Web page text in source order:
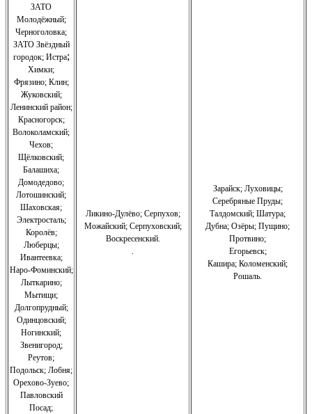
ЗАТО
Молодёжный;
Черноголовка;
ЗАТО Звёздный
городок; Истра;
Химки;
Фрязино;Клин;
Жуковский;
Ленинский район;
Красногорск;
Волоколамский;
Чехов;
Щёлковский;
Балашиха;
Домодедово;
Лотошинский;
Шаховская;
Электросталь;
Королёв;
Люберцы;
Ивантеевка;
Наро-Фоминский;
Лыткарино;
Мытищи;
Долгопрудный;
Одинцовский;
Ногинский;
Звенигород;
Реутов;
Подольск; Лобня;
Орехово-Зуево;
Павловский
Посад;
Ликино-Дулёво;Серпухов;
Можайский;Серпуховский;
Воскресенский.
Зарайск; Луховицы;
Серебряные Пруды;
Талдомский; Шатура;
Дубна; Озёры; Пущино;
Протвино;
Егорьевск;
Кашира; Коломенский;
Рошаль.